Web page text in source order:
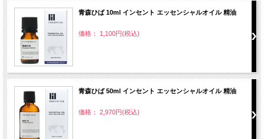
青森ひば 10ml インセント エッセンシャルオイル 精油
価格： 1,100円(税込)
青森ひば 50ml インセント エッセンシャルオイル 精油
価格： 2,970円(税込)